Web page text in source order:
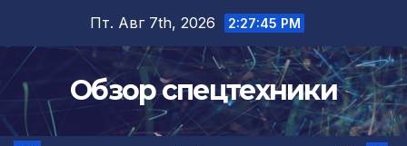
содержимому
Пт. Авг 7th, 2026 2:27:46 PM
Обзор спецтехники